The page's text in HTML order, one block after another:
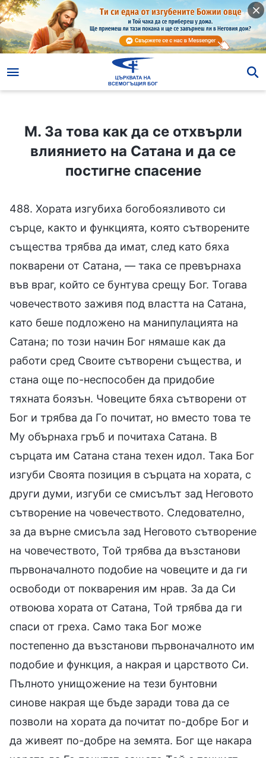
М. За това как да се отхвърли
влиянието на Сатана и да се
постигне спасение
488. Хората изгубиха богобоязливото си
сърце, както и функцията, която сътворените
същества трябва да имат, след като бяха
покварени от Сатана, — така се превърнаха
във враг, който се бунтува срещу Бог. Тогава
човечеството заживя под властта на Сатана,
като беше подложено на манипулацията на
Сатана; по този начин Бог нямаше как да
работи сред Своите сътворени същества, и
стана още по-неспособен да придобие
тяхната боязън. Човеците бяха сътворени от
Бог и трябва да Го почитат, но вместо това те
Му обърнаха гръб и почитаха Сатана. В
сърцата им Сатана стана техен идол. Така Бог
изгуби Своята позиция в сърцата на хората, с
други думи, изгуби се смисълът зад Неговото
сътворение на човечеството. Следователно,
за да върне смисъла зад Неговото сътворение
на човечеството, Той трябва да възстанови
първоначалното подобие на човеците и да ги
освободи от покварения им нрав. За да Си
отвоюва хората от Сатана, Той трябва да ги
спаси от греха. Само така Бог може
постепенно да възстанови първоначалното им
подобие и функция, а накрая и царството Си.
Пълното унищожение на тези бунтовни
синове накрая ще бъде заради това да се
позволи на хората да почитат по-добре Бог и
да живеят по-добре на земята. Бог ще накара